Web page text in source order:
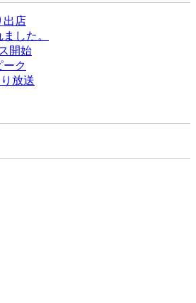
出店
した。
開始
ーク
放送